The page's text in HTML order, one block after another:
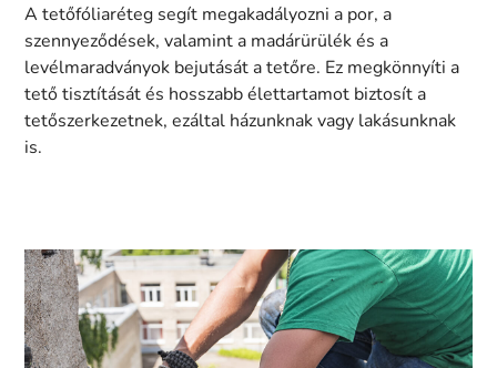
A tetőfóliaréteg segít megakadályozni a por, a
szennyeződések, valamint a madárürülék és a
levélmaradványok bejutását a tetőre. Ez megkönnyíti a
tető tisztítását és hosszabb élettartamot biztosít a
tetőszerkezetnek, ezáltal házunknak vagy lakásunknak
is.